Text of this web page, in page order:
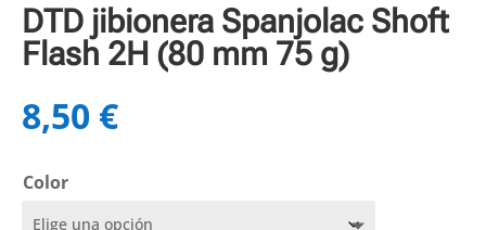
DTD jibionera Spanjolac Shoft
Flash 2H (80 mm 75 g)
8,50 €
Color